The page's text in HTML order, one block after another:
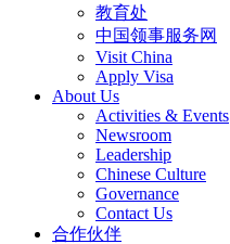
教育处
中国领事服务网
Visit China
Apply Visa
About Us
Activities & Events
Newsroom
Leadership
Chinese Culture
Governance
Contact Us
合作伙伴